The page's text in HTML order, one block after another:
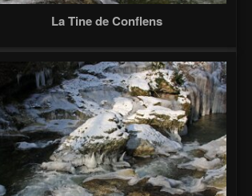
La Tine de Conflens